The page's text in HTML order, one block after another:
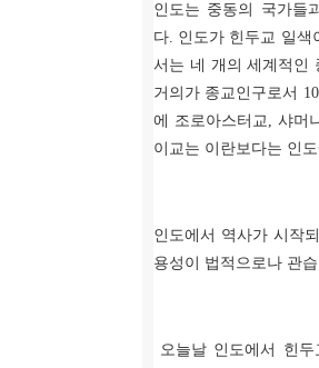
인도는 중동의 국가들
다. 인도가 힌두교 일색
서는 네 개의 세계적인
거의가 종교인구로서
에 조로아스터교, 샤머
이교는 이란보다는 인
인도에서 역사가 시작
용성이 법적으로나 관
오늘날 인도에서 힌